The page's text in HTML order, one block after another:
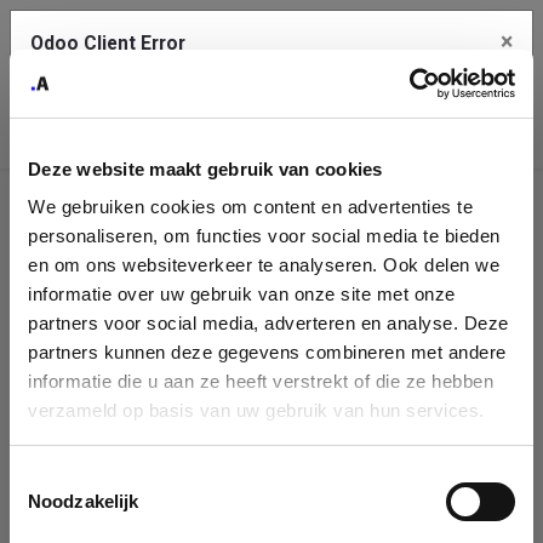
Deze website maakt gebruik van cookies
We gebruiken cookies om content en advertenties te
personaliseren, om functies voor social media te bieden
en om ons websiteverkeer te analyseren. Ook delen we
informatie over uw gebruik van onze site met onze
partners voor social media, adverteren en analyse. Deze
partners kunnen deze gegevens combineren met andere
informatie die u aan ze heeft verstrekt of die ze hebben
verzameld op basis van uw gebruik van hun services.
Noodzakelijk
Company
Identification
Please fill in your company details
You can search a company in our database by name, VAT or
enterprise ID. When a company is selected it will auto-complete the
form. If you don't find your company in our database, you can create
Odoo Client Error ×
service.
See details
Ok